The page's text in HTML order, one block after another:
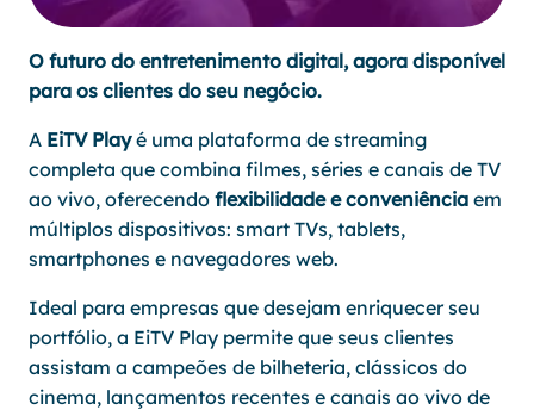
O futuro do entretenimento digital, agora disponível
para os clientes do seu negócio.
A EiTV Playé uma plataforma de streaming
completa que combina filmes, séries e canais de TV
ao vivo, oferecendo flexibilidade e conveniência em
múltiplos dispositivos: smart TVs, tablets,
smartphones e navegadores web.
Ideal para empresas que desejam enriquecer seu
portfólio, a EiTV Play permite que seus clientes
assistam a campeões de bilheteria, clássicos do
cinema, lançamentos recentes e canais ao vivo de